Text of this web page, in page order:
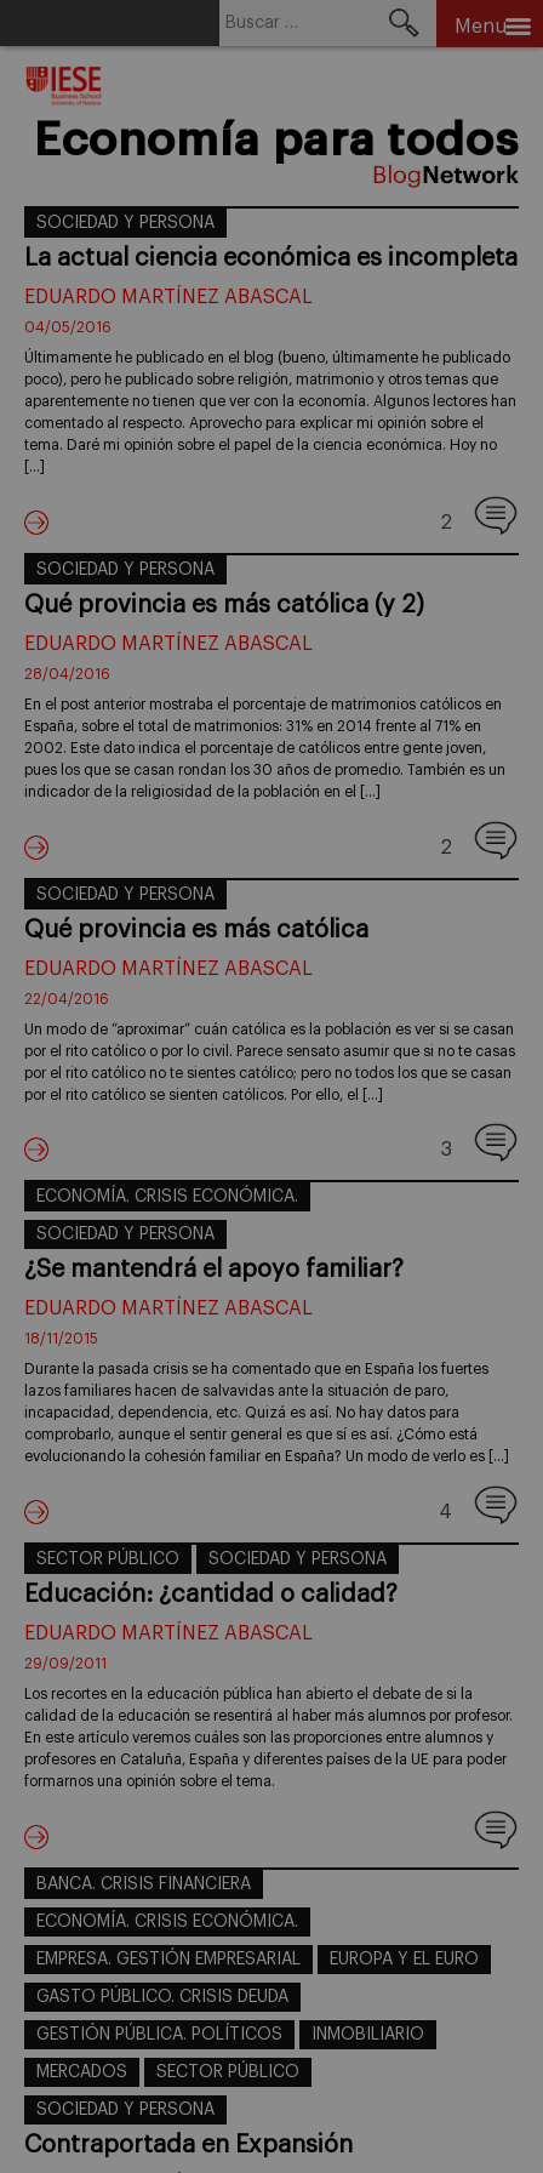
Menu
Economía para todos
SOCIEDAD Y PERSONA
La actual ciencia económica es incompleta
EDUARDO MARTÍNEZ ABASCAL
04/05/2016
Últimamente he publicado en el blog (bueno, últimamente he publicado
poco), pero he publicado sobre religión, matrimonio y otros temas que
aparentemente no tienen que ver con la economía. Algunos lectores han
comentado al respecto. Aprovecho para explicar mi opinión sobre el
tema. Daré mi opinión sobre el papel de la ciencia económica. Hoy no
[…]
2
SOCIEDAD Y PERSONA
Qué provincia es más católica (y 2)
EDUARDO MARTÍNEZ ABASCAL
28/04/2016
En el post anterior mostraba el porcentaje de matrimonios católicos en
España, sobre el total de matrimonios: 31% en 2014 frente al 71% en
2002. Este dato indica el porcentaje de católicos entre gente joven,
pues los que se casan rondan los 30 años de promedio. También es un
indicador de la religiosidad de la población en el […]
2
SOCIEDAD Y PERSONA
Qué provincia es más católica
EDUARDO MARTÍNEZ ABASCAL
22/04/2016
Un modo de “aproximar” cuán católica es la población es ver si se casan
por el rito católico o por lo civil. Parece sensato asumir que si no te casas
por el rito católico no te sientes católico; pero no todos los que se casan
por el rito católico se sienten católicos. Por ello, el […]
3
ECONOMÍA. CRISIS ECONÓMICA.
SOCIEDAD Y PERSONA
¿Se mantendrá el apoyo familiar?
EDUARDO MARTÍNEZ ABASCAL
18/11/2015
Durante la pasada crisis se ha comentado que en España los fuertes
lazos familiares hacen de salvavidas ante la situación de paro,
incapacidad, dependencia, etc. Quizá es así. No hay datos para
comprobarlo, aunque el sentir general es que sí es así. ¿Cómo está
evolucionando la cohesión familiar en España? Un modo de verlo es […]
4
SECTOR PÚBLICO SOCIEDAD Y PERSONA
Educación: ¿cantidad o calidad?
EDUARDO MARTÍNEZ ABASCAL
29/09/2011
Los recortes en la educación pública han abierto el debate de si la
calidad de la educación se resentirá al haber más alumnos por profesor.
En este artículo veremos cuáles son las proporciones entre alumnos y
profesores en Cataluña, España y diferentes países de la UE para poder
formarnos una opinión sobre el tema.
BANCA. CRISIS FINANCIERA
ECONOMÍA. CRISIS ECONÓMICA.
EMPRESA. GESTIÓN EMPRESARIAL EUROPA Y EL EURO
GASTO PÚBLICO. CRISIS DEUDA
GESTIÓN PÚBLICA. POLÍTICOS INMOBILIARIO
MERCADOS SECTOR PÚBLICO
SOCIEDAD Y PERSONA
Contraportada en Expansión